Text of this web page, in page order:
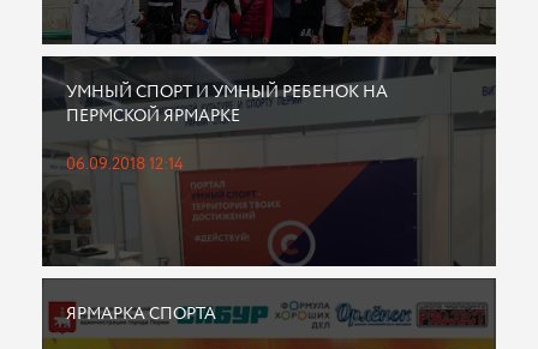
УМНЫЙ СПОРТ И УМНЫЙ РЕБЕНОК НА
ПЕРМСКОЙ ЯРМАРКЕ
06.09.2018 12:14
ЯРМАРКА СПОРТА